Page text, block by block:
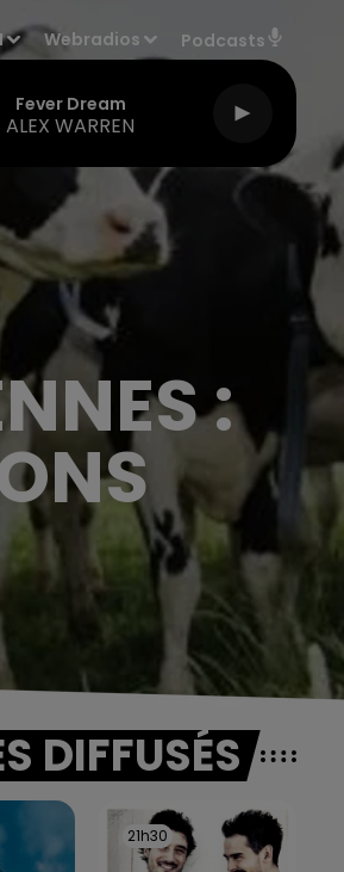
Webradios Podcasts
Fever Dream
ALEX WARREN
:
DIFFUSÉS
21h30
21h30